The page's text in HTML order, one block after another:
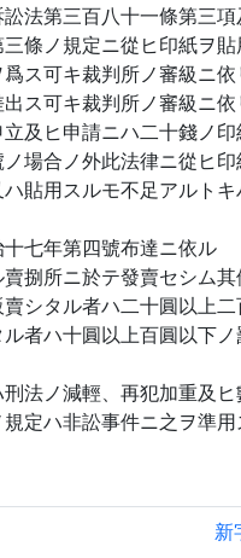
法第三百八十一條第三
條ノ規定ニ從ヒ印紙ヲ
ス可キ裁判所ノ審級ニ
ス可キ裁判所ノ審級ニ
及ヒ申請ニハ二十錢ノ
場合ノ外此法律ニ從ヒ
貼用スルモ不足アルト
七年第四號布達ニ依ル
捌所ニ於テ發賣セシム
シタル者ハ二十圓以上
者ハ十圓以上百圓以下
法ノ減輕、再犯加重及
定ハ非訟事件ニ之ヲ準用
新